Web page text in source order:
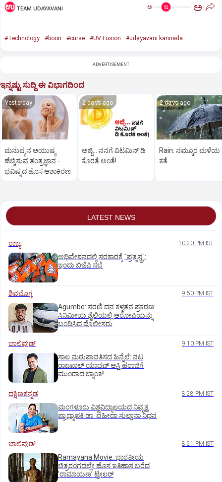
TEAM UDAYAVANI ಅ ಅ
#Technology #boon #curse #UV Fusion #udayavani kannada
ADVERTISEMENT
ಇನ್ನಷ್ಟು ಸುದ್ದಿ ಈ ವಿಭಾಗದಿಂದ
Yesterday
ಮನುಷ್ಯನ ಆಯುಷ್ಯ
ಹೆಚ್ಚಿಸುವ ತಂತ್ರಜ್ಞಾನ ­
ಭವಿಷ್ಯದ ಹೊಸ ಆಶಾಕಿರಣ
2 days ago
ಅಜ್ಜಿ... ನನಗೆ ವಿಟಮಿನ್‌ ಡಿ
ಕೊರತೆ ಅಂತೆ!
2 days ago
Rain: ನಮ್ಮೂರ ಮಳೆಯ
ಕತೆ
LATEST NEWS
ರಾಜ್ಯ 10:20 PM IST
ಅಧಿವೇಶನದಲ್ಲಿ ಸರಕಾರಕ್ಕೆ "ಪ್ರತ್ಯಸ್ತ್ರ':
ಇಂದು ಬಿಜೆಪಿ ಸಭೆ
ಶಿವಮೊಗ್ಗ 9:50 PM IST
Agumbe: ಸರಣಿ ದನ ಕಳ್ಳತನ ಪ್ರಕರಣ:
ಸಿನಿಮೀಯ ಶೈಲಿಯಲ್ಲಿ ಆರೋಪಿಯನ್ನು
ಬಂಧಿಸಿದ ಪೊಲೀಸರು
ಬಾಲಿವುಡ್‌ 9:10 PM IST
ಸಾಲ ಮರುಪಾವತಿಸದ ಹಿನ್ನೆಲೆ: ನಟ
ರಾಜಪಾಲ್ ಯಾದವ್‌ ಆಸ್ತಿ ಹರಾಜಿಗೆ
ಮುಂದಾದ ಬ್ಯಾಂಕ್
ದಕ್ಷಿಣಕನ್ನಡ 8:28 PM IST
ಮಂಗಳೂರು ವಿಶ್ವವಿದ್ಯಾಲಯದ ನಿವೃತ್ತ
ಪ್ರಾಧ್ಯಾಪಕಿ ಡಾ. ವಹೀದಾ ಸುಲ್ತಾನಾ ನಿಧನ
ಬಾಲಿವುಡ್‌ 8:21 PM IST
Ramayana Movie: ಭಾರತೀಯ
ಚಿತ್ರರಂಗದಲ್ಲೇ ಹೊಸ ಇತಿಹಾಸ ಬರೆದ
ʼರಾಮಾಯಣʼ ಟ್ರೇಲರ್